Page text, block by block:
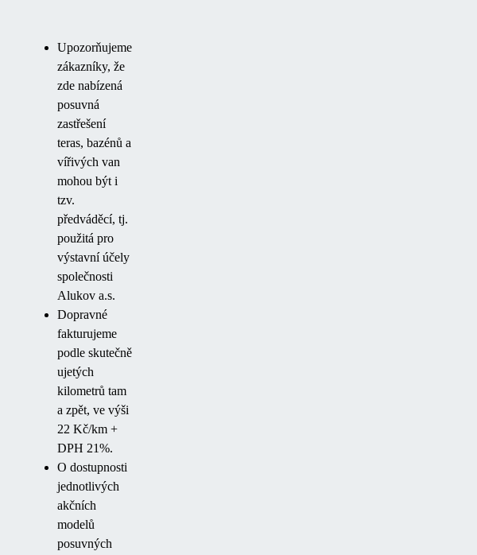
Upozorňujeme
zákazníky, že
zde nabízená
posuvná
zastřešení
teras, bazénů a
vířivých van
mohou být i
tzv.
předváděcí, tj.
použitá pro
výstavní účely
společnosti
Alukov a.s.
Dopravné
fakturujeme
podle skutečně
ujetých
kilometrů tam
a zpět, ve výši
22 Kč/km +
DPH 21%.
O dostupnosti
jednotlivých
akčních
modelů
posuvných